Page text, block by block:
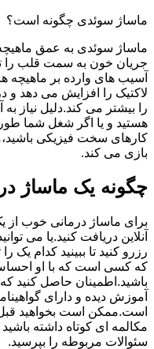
ماساژ سوئدی چگونه است؟
ماساژ سوئدی به عمق
جریان خون به سمت قلب را
آسیب های وارده بر ماهیچه
لاکتیک را افزایش می دهد و
را بیشتر می کند.دلیل نیاز
هستید و یا اگر شغل شما
کارهای سخت فیزیکی
بازی می کند.
چگونه یک ماساژ
برای ماساژ درمانی خوب از
آنلاین دریافت کنید.یا می
رزرو کنید تا ببینید کدام
که کسی است که با او احساس
باشید.اطمینان حاصل کنید
آموزش دیده و دارای
است.ممکن است بخواهید
مکالمه ای کوتاه داشته باشید
سئوالات مربوطه را بپرسید.